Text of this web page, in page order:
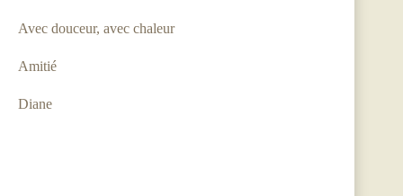
Avec douceur, avec chaleur
Amitié
Diane